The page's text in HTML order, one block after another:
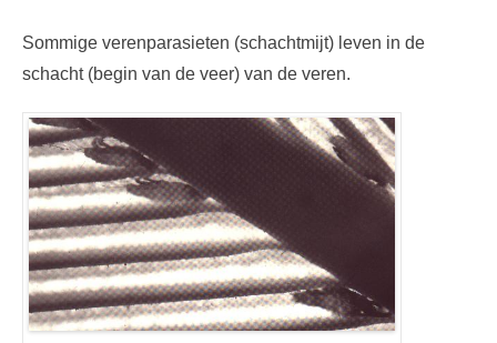
Sommige verenparasieten (schachtmijt) leven in de
schacht (begin van de veer) van de veren.